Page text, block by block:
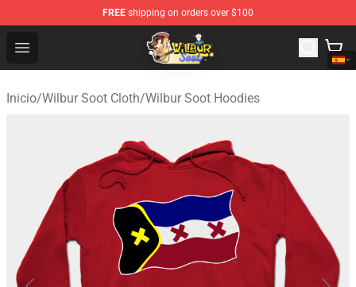
FREE shipping on orders over $100
Open menu
Wilbur Soot Shop - Official Wilbur Soot Merchandise
Inicio/Wilbur Soot Cloth/Wilbur Soot Hoodies